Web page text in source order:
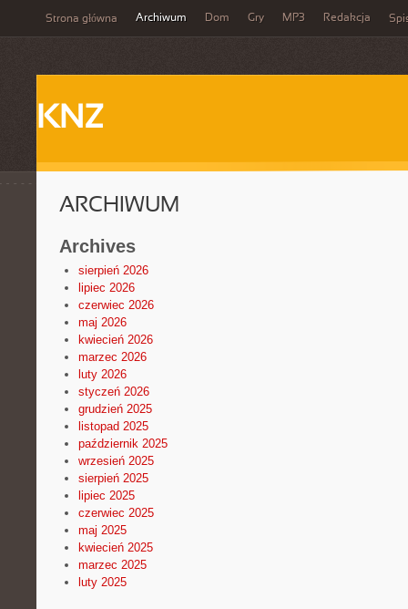
Strona główna Archiwum Dom Gry MP3 Redakcja
KNZ
ARCHIWUM
Archives
sierpień 2026
lipiec 2026
czerwiec 2026
maj 2026
kwiecień 2026
marzec 2026
luty 2026
styczeń 2026
grudzień 2025
listopad 2025
październik 2025
wrzesień 2025
sierpień 2025
lipiec 2025
czerwiec 2025
maj 2025
kwiecień 2025
marzec 2025
luty 2025